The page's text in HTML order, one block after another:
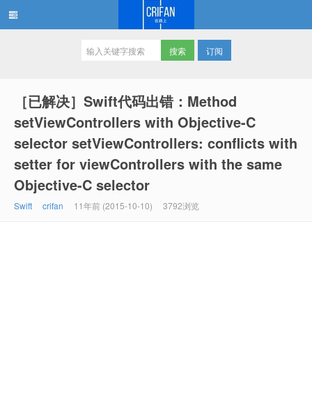
订阅
［已解决］Swift代码出错：Method
setViewControllers with Objective-C
selector setViewControllers: conflicts with
setter for viewControllers with the same
Objective-C selector
Swift crifan 11年前 (2015-10-10) 3792浏览